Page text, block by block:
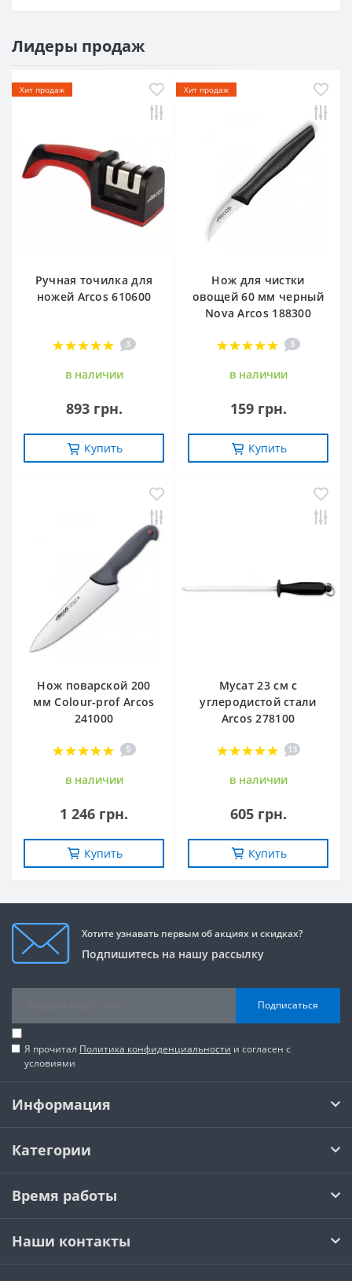
Лидеры продаж
Хит продаж
Ручная точилка для
ножей Arcos 610600
3
в наличии
893 грн.
Купить
Хит продаж
Нож для чистки
овощей 60 мм черный
Nova Arcos 188300
3
в наличии
159 грн.
Купить
Нож поварской 200
мм Сolour-prof Arcos
241000
5
в наличии
1 246 грн.
Купить
Мусат 23 см с
углеродистой стали
Arcos 278100
13
в наличии
605 грн.
Купить
Хотите узнавать первым об акциях и скидках?
Подпишитесь на нашу рассылку
Подписаться
Я прочитал Политика конфиденциальности и согласен с
условиями
Информация
Категории
Время работы
Наши контакты